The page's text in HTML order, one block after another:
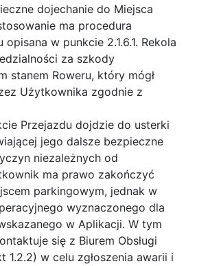
dojechanie do Miejsca
ma procedura
w punkcie 2.1.6.1. Rekola
za szkody
stanem Roweru, który mógł
Użytkownika zgodnie z
Przejazdu dojdzie do usterki
jego dalsze bezpieczne
niezależnych od
ma prawo zakończyć
parkingowym, jednak w
wyznaczonego dla
w Aplikacji. W tym
się z Biurem Obsługi
1.2.2) w celu zgłoszenia awarii i